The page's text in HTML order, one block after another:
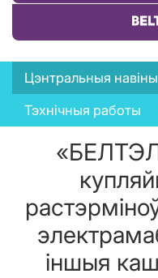
News
menu
Цэнтральныя навіны
Тэхнічныя работы
іншыя